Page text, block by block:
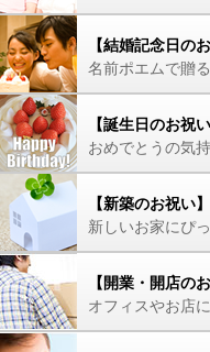
【結婚記念日の
名前ポエムで贈
【誕生日のお祝い
おめでとうの気
【新築のお祝い】
新しいお家にぴ
【開業・開店の
オフィスやお店